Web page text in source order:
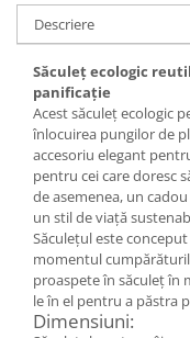
Bijuterii aliaj metalic
Colier / Pandantiv
Cercei
Brățară
Broșă
Mărgele / talisman
Accesorii păr
Bijuterii din Floarea de
Colier / Pandantiv
Cercei
Suport bijuterii
Descriere
Săculeț ecologic
panificație
Acest săculeț ecologic
înlocuirea pungilor de
accesoriu elegant
pentru cei care doresc
de asemenea, un
un stil de viață
Săculețul este
momentul
proaspete în săculeț în
le în el pentru a păstra
Dimensiuni: